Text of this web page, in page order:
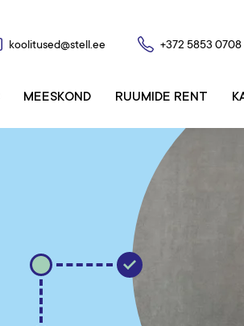
koolitused@stell.ee +372 5853 0708
MEESKOND RUUMIDE RENT